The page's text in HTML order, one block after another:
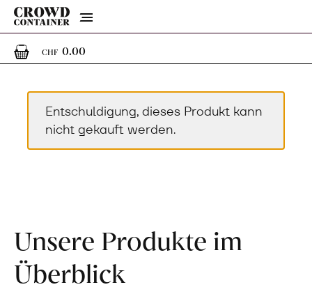
Menu
CHF 0.000 Artikel im Warenkorb
Entschuldigung, dieses Produkt kann
nicht gekauft werden.
Unsere Produkte im
Überblick